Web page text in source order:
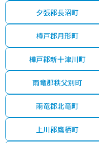
夕張郡長沼町
樺戸郡月形町
樺戸郡新十津川町
雨竜郡秩父別町
雨竜郡北竜町
上川郡鷹栖町